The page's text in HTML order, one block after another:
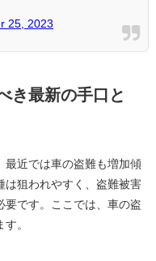
25, 2023
き最新の手口と
最近では車の盗難も増加傾
は狙われやすく、盗難被害
要です。ここでは、車の盗
。